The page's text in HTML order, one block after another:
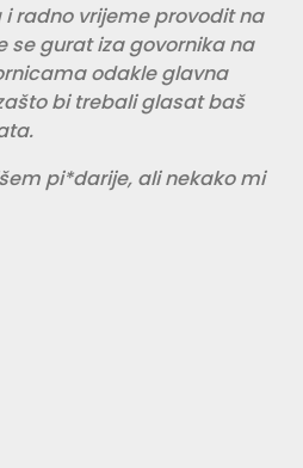
radno vrijeme provodit na
se gurat iza govornika na
odakle glavna
bi trebali glasat baš
pi*darije, ali nekako mi